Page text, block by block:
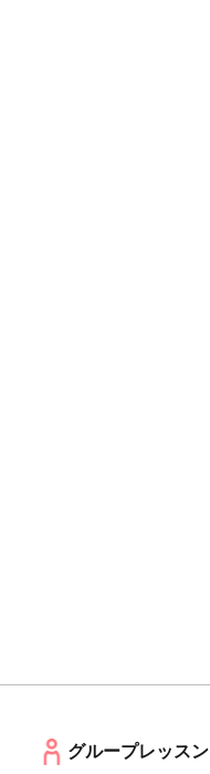
グループレッスン